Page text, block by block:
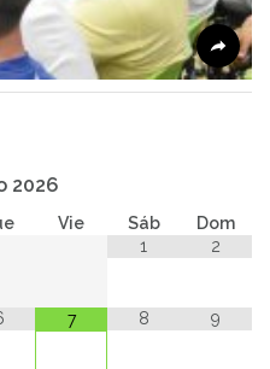
2026
Vie Sáb
Dom
1
2
7 8 9